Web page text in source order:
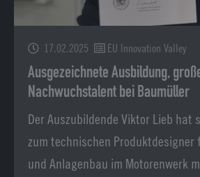
17.02.2025 EU Innovation Valley
Ausgezeichnete Ausbildung,
Nachwuchstalent bei Baumüller
Der Auszubildende Viktor Lieb hat
zum technischen Produktdesigner
und Anlagenbau im Motorenwerk